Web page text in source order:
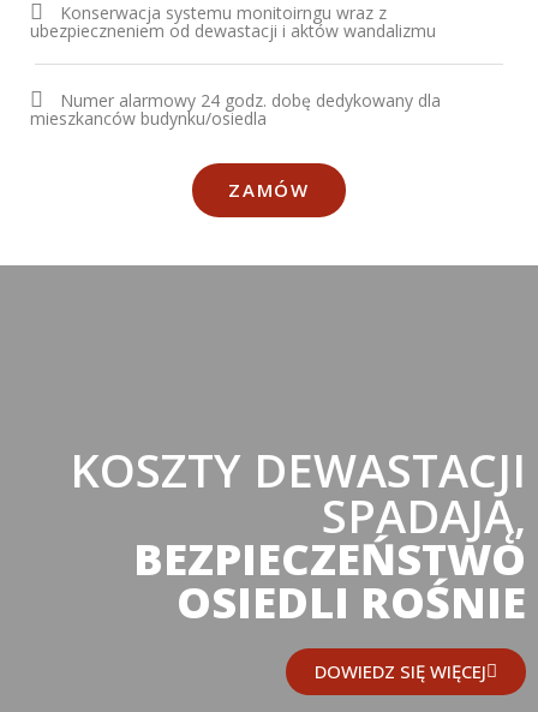
Konserwacja systemu monitoirngu wraz z
ubezpieczneniem od dewastacji i aktów wandalizmu
Numer alarmowy 24 godz. dobę dedykowany dla
mieszkanców budynku/osiedla
ZAMÓW
KOSZTY DEWASTACJI
SPADAJĄ,
BEZPIECZEŃSTWO
OSIEDLI ROŚNIE
DOWIEDZ SIĘ WIĘCEJ